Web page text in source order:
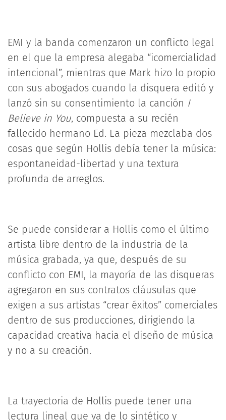
EMI y la banda comenzaron un conflicto legal
en el que la empresa alegaba “icomercialidad
intencional”, mientras que Mark hizo lo propio
con sus abogados cuando la disquera editó y
lanzó sin su consentimiento la canción I
Believe in You, compuesta a su recién
fallecido hermano Ed. La pieza mezclaba dos
cosas que según Hollis debía tener la música:
espontaneidad-libertad y una textura
profunda de arreglos.
Se puede considerar a Hollis como el último
artista libre dentro de la industria de la
música grabada, ya que, después de su
conflicto con EMI, la mayoría de las disqueras
agregaron en sus contratos cláusulas que
exigen a sus artistas “crear éxitos” comerciales
dentro de sus producciones, dirigiendo la
capacidad creativa hacia el diseño de música
y no a su creación.
La trayectoria de Hollis puede tener una
lectura lineal que va de lo sintético y